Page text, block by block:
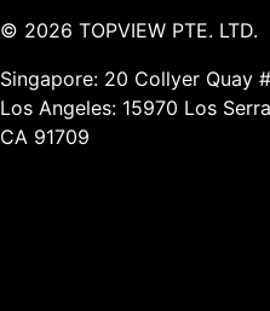
© 2026 TOPVIEW PTE. LTD.
Singapore: 20 Collyer Quay
Los Angeles: 15970 Los
CA 91709